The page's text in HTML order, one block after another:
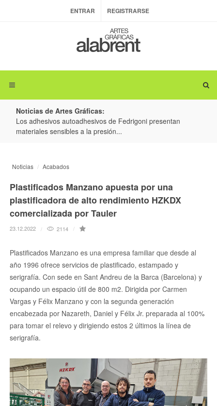
ENTRAR REGISTRARSE
Noticias de Artes Gráficas:
Los adhesivos autoadhesivos de Fedrigoni presentan
materiales sensibles a la presión...
Noticias Acabados
Plastificados Manzano apuesta por una
plastificadora de alto rendimiento HZKDX
comercializada por Tauler
23.12.2022 2114
Plastificados Manzano es una empresa familiar que desde al
año 1996 ofrece servicios de plastificado, estampado y
serigrafía. Con sede en Sant Andreu de la Barca (Barcelona) y
ocupando un espacio útil de 800 m2. Dirigida por Carmen
Vargas y Félix Manzano y con la segunda generación
encabezada por Nazareth, Daniel y Félix Jr. preparada al 100%
para tomar el relevo y dirigiendo estos 2 últimos la línea de
serigrafía.